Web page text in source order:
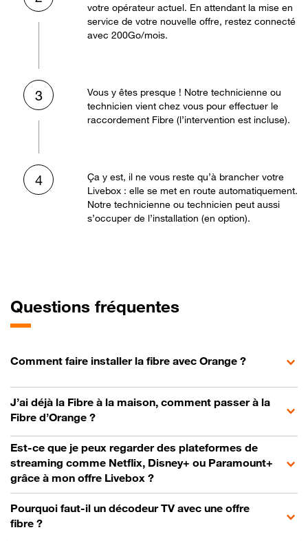
votre opérateur actuel. En attendant la mise en
service de votre nouvelle offre, restez connecté
avec 200Go/mois.
3
Vous y êtes presque ! Notre technicienne ou
technicien vient chez vous pour effectuer le
raccordement Fibre (l’intervention est incluse).
4
Ça y est, il ne vous reste qu’à brancher votre
Livebox : elle se met en route automatiquement.
Notre technicienne ou technicien peut aussi
s’occuper de l’installation (en option).
Questions fréquentes
Comment faire installer la fibre avec Orange ?
J’ai déjà la Fibre à la maison, comment passer à la
Fibre d’Orange ?
Est-ce que je peux regarder des plateformes de
streaming comme Netflix, Disney+ ou Paramount+
grâce à mon offre Livebox ?
Pourquoi faut-il un décodeur TV avec une offre
fibre ?